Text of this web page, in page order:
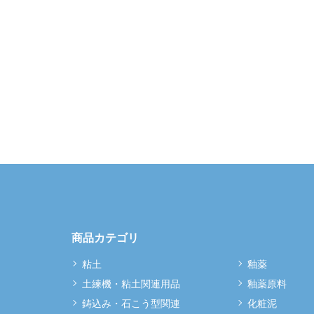
商品カテゴリ
粘土
土練機・粘土関連用品
鋳込み・石こう型関連
釉薬
釉薬原料
化粧泥